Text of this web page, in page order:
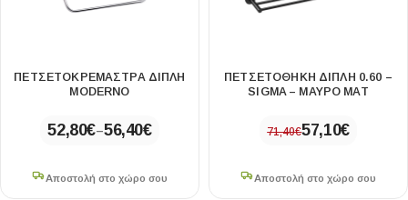
ΠΕΤΣΕΤΟΚΡΕΜΆΣΤΡΑ ΔΙΠΛΉ
MODERNO
52,80€–56,40€
Αποστολή στο χώρο σου
ΠΕΤΣΕΤΟΘΗΚΗ ΔΙΠΛΗ 0.60 –
SIGMA – ΜΑΥΡΟ ΜΑΤ
71,40€57,10€
Αποστολή στο χώρο σου